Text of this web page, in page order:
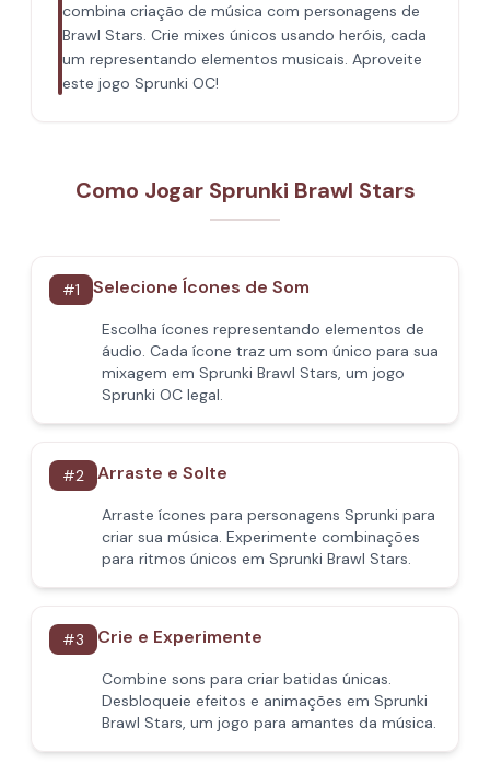
combina criação de música com personagens de
Brawl Stars. Crie mixes únicos usando heróis, cada
um representando elementos musicais. Aproveite
este jogo Sprunki OC!
Como Jogar Sprunki Brawl Stars
#1 Selecione Ícones de Som
Escolha ícones representando elementos de
áudio. Cada ícone traz um som único para sua
mixagem em Sprunki Brawl Stars, um jogo
Sprunki OC legal.
#2 Arraste e Solte
Arraste ícones para personagens Sprunki para
criar sua música. Experimente combinações
para ritmos únicos em Sprunki Brawl Stars.
#3 Crie e Experimente
Combine sons para criar batidas únicas.
Desbloqueie efeitos e animações em Sprunki
Brawl Stars, um jogo para amantes da música.